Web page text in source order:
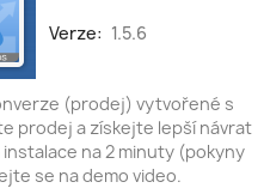
Verze: 1.5.6
(prodej) vytvořené s
prodej a získejte lepší návrat
na 2 minuty (pokyny
se na demo video.